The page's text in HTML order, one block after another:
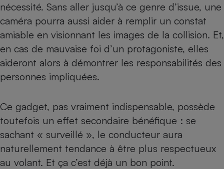
nécessité. Sans aller jusqu’à ce genre d’issue, une
caméra pourra aussi aider à remplir un constat
amiable en visionnant les images de la collision. Et,
en cas de mauvaise foi d’un protagoniste, elles
aideront alors à démontrer les responsabilités des
personnes impliquées.
Ce gadget, pas vraiment indispensable, possède
toutefois un effet secondaire bénéfique : se
sachant « surveillé », le conducteur aura
naturellement tendance à être plus respectueux
au volant. Et ça c’est déjà un bon point.